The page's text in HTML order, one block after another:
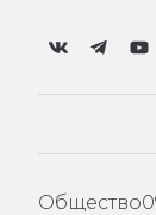
Общество